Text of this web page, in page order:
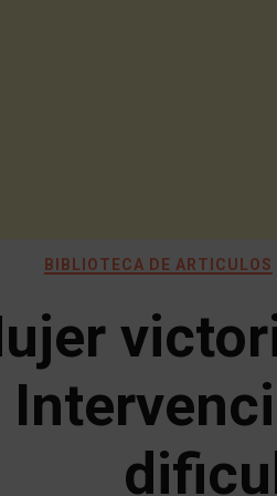
BIBLIOTECA DE ARTICULOS